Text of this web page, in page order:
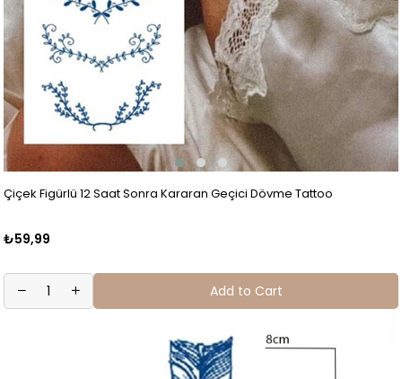
Çiçek Figürlü 12 Saat Sonra Kararan Geçici Dövme Tattoo
₺59,99
Add to Cart